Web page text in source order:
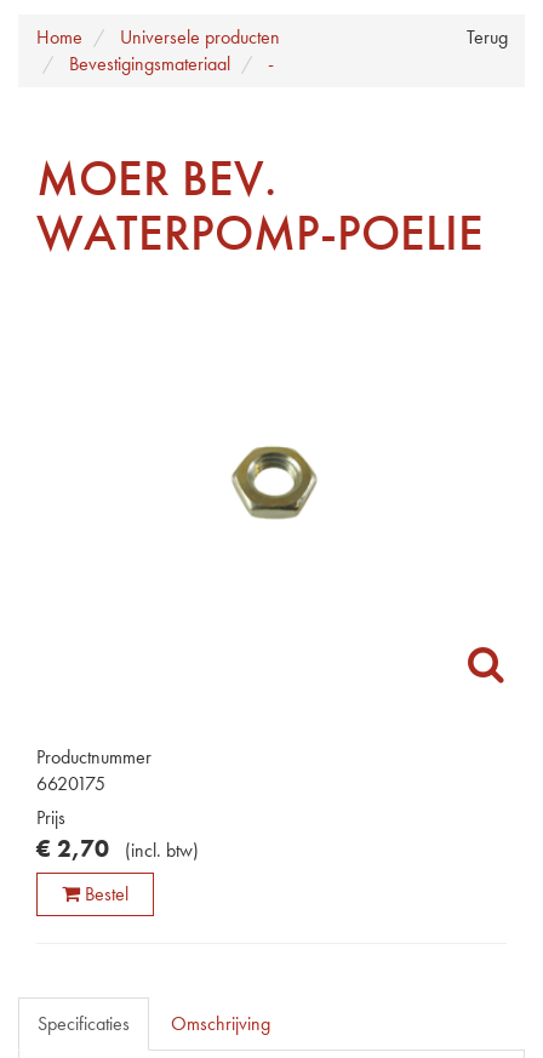
Terug
Home
Universele producten
Bevestigingsmateriaal
-
MOER BEV.
WATERPOMP-POELIE
Productnummer
6620175
Prijs
€ 2,70 (incl. btw)
Bestel
Specificaties Omschrijving